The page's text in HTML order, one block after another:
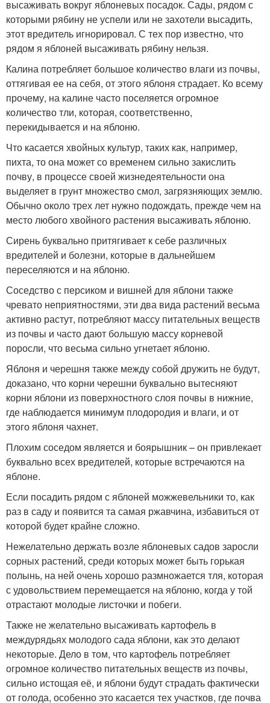
высаживать вокруг яблоневых посадок. Сады, рядом с
которыми рябину не успели или не захотели высадить,
этот вредитель игнорировал. С тех пор известно, что
рядом я яблоней высаживать рябину нельзя.
Калина потребляет большое количество влаги из почвы,
оттягивая ее на себя, от этого яблоня страдает. Ко всему
прочему, на калине часто поселяется огромное
количество тли, которая, соответственно,
перекидывается и на яблоню.
Что касается хвойных культур, таких как, например,
пихта, то она может со временем сильно закислить
почву, в процессе своей жизнедеятельности она
выделяет в грунт множество смол, загрязняющих землю.
Обычно около трех лет нужно подождать, прежде чем на
место любого хвойного растения высаживать яблоню.
Сирень буквально притягивает к себе различных
вредителей и болезни, которые в дальнейшем
переселяются и на яблоню.
Соседство с персиком и вишней для яблони также
чревато неприятностями, эти два вида растений весьма
активно растут, потребляют массу питательных веществ
из почвы и часто дают большую массу корневой
поросли, что весьма сильно угнетает яблоню.
Яблоня и черешня также между собой дружить не будут,
доказано, что корни черешни буквально вытесняют
корни яблони из поверхностного слоя почвы в нижние,
где наблюдается минимум плодородия и влаги, и от
этого яблоня чахнет.
Плохим соседом является и боярышник – он привлекает
буквально всех вредителей, которые встречаются на
яблоне.
Если посадить рядом с яблоней можжевельники то, как
раз в саду и появится та самая ржавчина, избавиться от
которой будет крайне сложно.
Нежелательно держать возле яблоневых садов заросли
сорных растений, среди которых может быть горькая
полынь, на ней очень хорошо размножается тля, которая
с удовольствием перемещается на яблоню, когда у той
отрастают молодые листочки и побеги.
Также не желательно высаживать картофель в
междурядьях молодого сада яблони, как это делают
некоторые. Дело в том, что картофель потребляет
огромное количество питательных веществ из почвы,
сильно истощая её, и яблони будут страдать фактически
от голода, особенно это касается тех участков, где почва